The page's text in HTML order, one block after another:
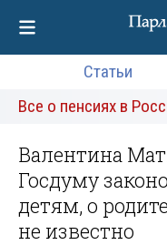
Статьи
Все о пенсиях в
Валентина
Госдуму
детям, о
не известно